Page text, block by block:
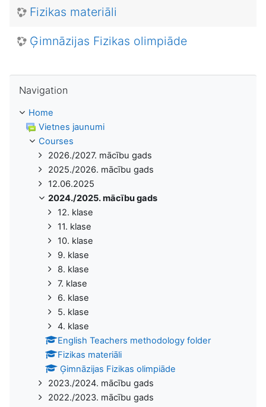
Fizikas materiāli
Ģimnāzijas Fizikas olimpiāde
Navigation
Home
Vietnes jaunumi
Courses
2026./2027. mācību gads
2025./2026. mācību gads
12.06.2025
2024./2025. mācību gads
12. klase
11. klase
10. klase
9. klase
8. klase
7. klase
6. klase
5. klase
4. klase
English Teachers methodology folder
Fizikas materiāli
Ģimnāzijas Fizikas olimpiāde
2023./2024. mācību gads
2022./2023. mācību gads